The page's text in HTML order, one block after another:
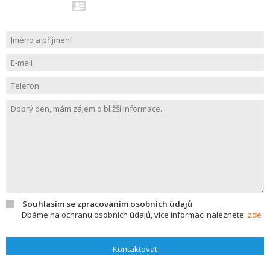
Souhlasím se zpracováním osobních údajů
Dbáme na ochranu osobních údajů, více informací naleznete zde
Kontaktovat